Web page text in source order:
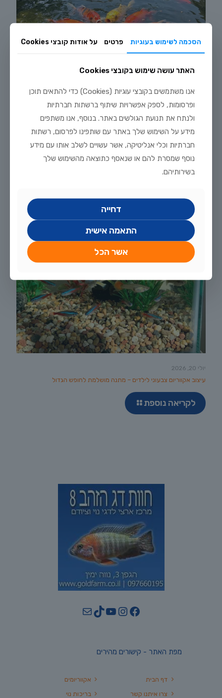
מדריך טיפוח דגי זהב וקוי בבריכת נוי: תנאים, תזונה ומניעת מחלות
לקריאה נוספת
יולי 20, 2026
עיצוב אקווריום צבעוני לילדים – מתנה מושלמת לחופש הגדול
לקריאה נוספת
Facebook
Instagram
YouTube
TikTok
Mail
מפת האתר - קישורים מהירים
אקווריומים
בריכות נוי
דף הבית
צרו איתנו קשר
הסכמה לשימוש בעוגיות פרטים על אודות קובצי Cookies
האתר עושה שימוש בקובצי Cookies
אנו משתמשים בקובצי עוגיות (Cookies) כדי להתאים תוכן
ופרסומות, לספק אפשרויות שיתוף ברשתות חברתיות
ולנתח את תנועת הגולשים באתר. בנוסף, אנו משתפים
מידע על השימוש שלך באתר עם שותפינו לפרסום, רשתות
חברתיות וכלי אנליטיקה, אשר עשויים לשלב אותו עם מידע
נוסף שמסרת להם או שנאסף כתוצאה מהשימוש שלך
בשירותיהם.
דחייה
התאמה אישית
אשר הכל